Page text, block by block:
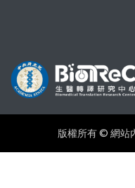
版權所有 © 網站